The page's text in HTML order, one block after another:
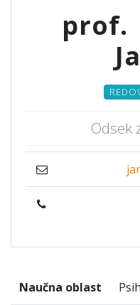
prof.
Odsek
Naučna oblast